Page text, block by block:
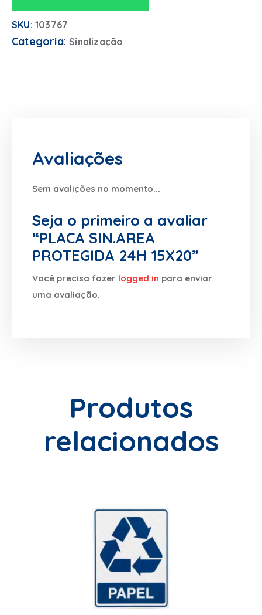
SKU: 103767
Categoria: Sinalização
Avaliações
Sem avalições no momento...
Seja o primeiro a avaliar
“PLACA SIN.AREA
PROTEGIDA 24H 15X20”
Você precisa fazer logged in para enviar
uma avaliação.
Produtos
relacionados